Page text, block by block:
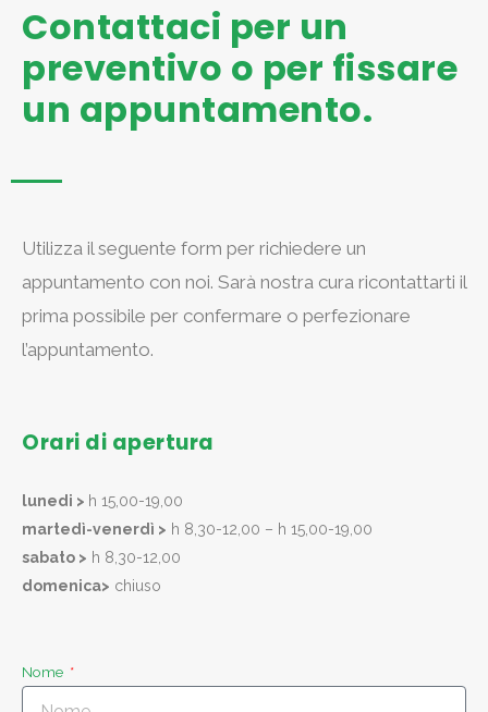
Contattaci per un
preventivo o per fissare
un appuntamento.
Utilizza il seguente form per richiedere un
appuntamento con noi. Sarà nostra cura ricontattarti il
prima possibile per confermare o perfezionare
l’appuntamento.
Orari di apertura
lunedi > h 15,00-19,00
martedì-venerdì > h 8,30-12,00 – h 15,00-19,00
sabato > h 8,30-12,00
domenica> chiuso
Nome